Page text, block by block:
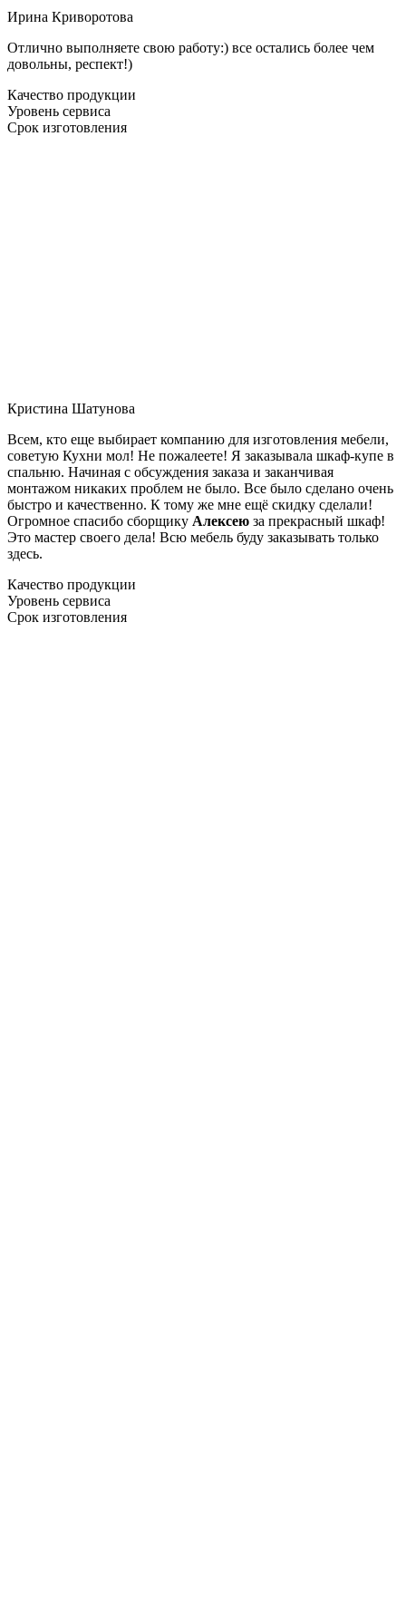
Ирина Криворотова
Отлично выполняете свою работу:) все остались более чем
довольны, респект!)
Качество продукции
Уровень сервиса
Срок изготовления
Кристина Шатунова
Всем, кто еще выбирает компанию для изготовления мебели,
советую Кухни мол! Не пожалеете! Я заказывала шкаф-купе в
спальню. Начиная с обсуждения заказа и заканчивая
монтажом никаких проблем не было. Все было сделано очень
быстро и качественно. К тому же мне ещё скидку сделали!
Огромное спасибо сборщику Алексею за прекрасный шкаф!
Это мастер своего дела! Всю мебель буду заказывать только
здесь.
Качество продукции
Уровень сервиса
Срок изготовления